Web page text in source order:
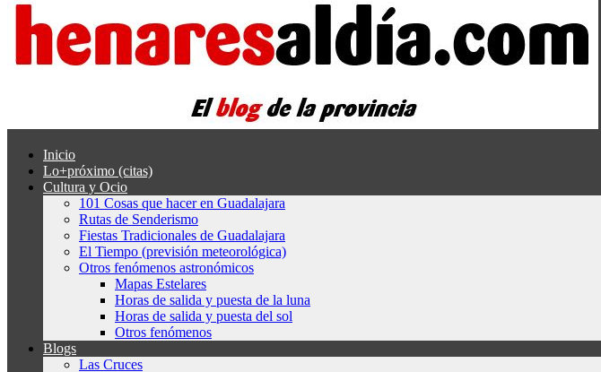
Inicio
Lo+próximo (citas)
Cultura y Ocio
101 Cosas que hacer en Guadalajara
Rutas de Senderismo
Fiestas Tradicionales de Guadalajara
El Tiempo (previsión meteorológica)
Otros fenómenos astronómicos
Mapas Estelares
Horas de salida y puesta de la luna
Horas de salida y puesta del sol
Otros fenómenos
Blogs
Las Cruces